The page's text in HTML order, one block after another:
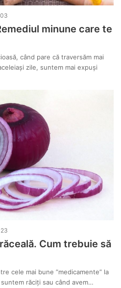
minune care te
când pare că traversăm mai
zile, suntem mai expuși
Cum trebuie să
cele mai bune ”medicamente” la
răciți sau când avem…